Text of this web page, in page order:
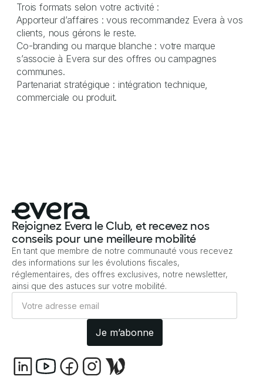
Trois formats selon votre activité :
Apporteur d’affaires : vous recommandez Evera à vos
clients, nous gérons le reste.
Co-branding ou marque blanche : votre marque
s’associe à Evera sur des offres ou campagnes
communes.
Partenariat stratégique : intégration technique,
commerciale ou produit.
Rejoignez Evera le Club, et recevez nos
conseils pour une meilleure mobilité
En tant que membre de notre communauté vous recevez
des informations sur les évolutions fiscales,
réglementaires, des offres exclusives, notre newsletter,
ainsi que des astuces sur votre mobilité.